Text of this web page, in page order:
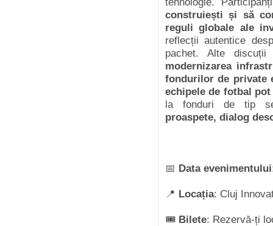
construiești și să
reguli globale ale
reflecții autentice
pachet. Alte
modernizarea
fondurilor de private
echipele de fotbal
la fonduri de tip
proaspete, dialog
📅 Data evenimentului
📍 Locația: Cluj
🎟 Bilete: Rezervă-ți